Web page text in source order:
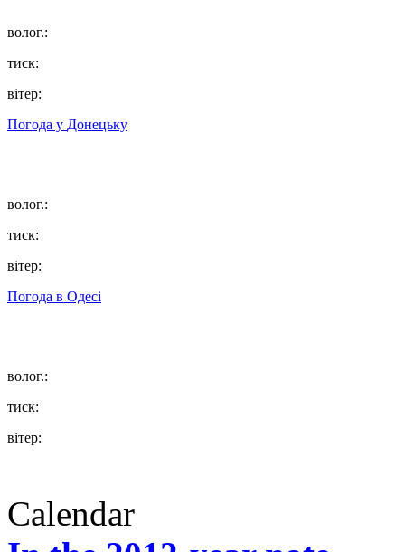
волог.:
тиск:
вітер:
Погода у Донецьку
волог.:
тиск:
вітер:
Погода в Одесі
волог.:
тиск:
вітер:
Calendar